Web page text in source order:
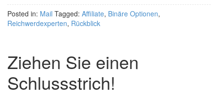
Posted in: Mail Tagged: Affiliate, Binäre Optionen,
Reichwerdexperten, Rückblick
Ziehen Sie einen
Schlussstrich!